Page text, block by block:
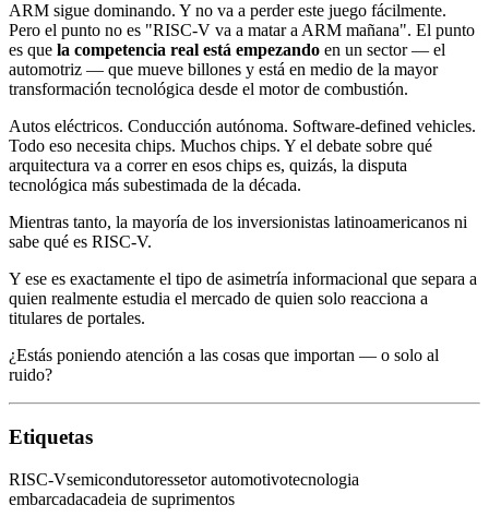
ARM sigue dominando. Y no va a perder este juego fácilmente.
Pero el punto no es "RISC-V va a matar a ARM mañana". El punto
es que la competencia real está empezando en un sector — el
automotriz — que mueve billones y está en medio de la mayor
transformación tecnológica desde el motor de combustión.
Autos eléctricos. Conducción autónoma. Software-defined vehicles.
Todo eso necesita chips. Muchos chips. Y el debate sobre qué
arquitectura va a correr en esos chips es, quizás, la disputa
tecnológica más subestimada de la década.
Mientras tanto, la mayoría de los inversionistas latinoamericanos ni
sabe qué es RISC-V.
Y ese es exactamente el tipo de asimetría informacional que separa a
quien realmente estudia el mercado de quien solo reacciona a
titulares de portales.
¿Estás poniendo atención a las cosas que importan — o solo al
ruido?
Etiquetas
RISC-Vsemicondutoressetor automotivotecnologia
embarcadacadeia de suprimentos